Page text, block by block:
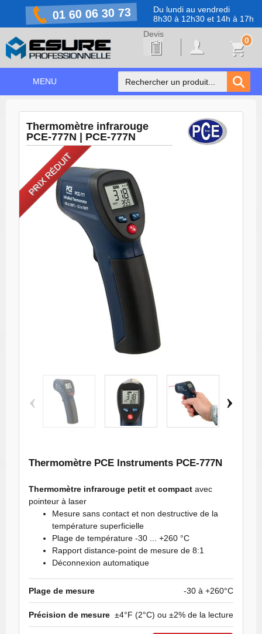
01 60 06 30 73
Du lundi au vendredi
8h30 à 12h30 et 14h à 17h
0
MENU
NOS PRODUITS
NOS MARQUES
NOS PROMOTIONS
PRÉVENTION COVID-19
Thermomètre infrarouge
PCE-777N | PCE-777N
PRIX RÉDUIT
Thermomètre
infrarouge
PCE-777N
miniature 1765
Thermomètre
infrarouge
PCE-777N
miniature 1766
Thermomètre
infrarouge
PCE-777N
miniature 1767
‹ ›
Thermomètre PCE Instruments PCE-777N
Thermomètre infrarouge petit et compact avec
pointeur à laser
Mesure sans contact et non destructive de la
température superficielle
Plage de température -30 ... +260 °C
Rapport distance-point de mesure de 8:1
Déconnexion automatique
Plage de mesure -30 à +260°C
Précision de mesure ±4°F (2°C) ou ±2% de la lecture